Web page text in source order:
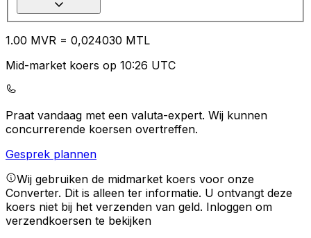
1.00 MVR = 0,024030 MTL
Mid-market koers op 10:26 UTC
Praat vandaag met een valuta-expert. Wij kunnen
concurrerende koersen overtreffen.
Gesprek plannen
Wij gebruiken de midmarket koers voor onze
Converter. Dit is alleen ter informatie. U ontvangt deze
koers niet bij het verzenden van geld. Inloggen om
verzendkoersen te bekijken